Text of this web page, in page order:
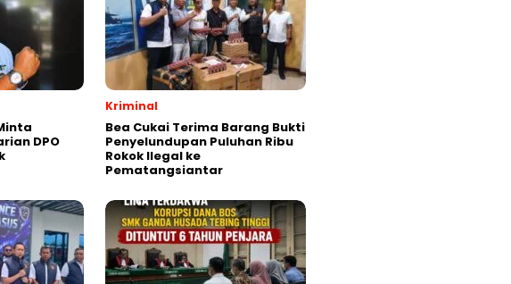
DPO
Kriminal
Bea Cukai Terima Barang Bukti
Penyelundupan Puluhan Ribu
Rokok Ilegal ke
Pematangsiantar